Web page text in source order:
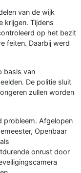
van de wijk
krijgen. Tijdens
op het bezit
feiten. Daarbij werd
basis van
De politie sluit
zullen worden
probleem. Afgelopen
Openbaar
onrust door